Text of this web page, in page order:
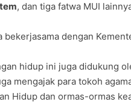
, dan tiga fatwa MUI
dengan
hidup ini juga didukung
mengajak para tokoh
Hidup dan ormas-ormas